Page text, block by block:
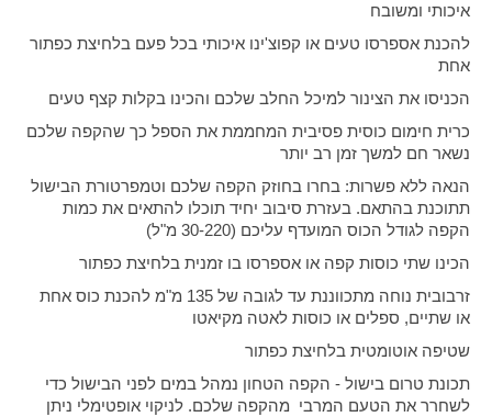
איכותי ומשובח
להכנת אספרסו טעים או קפוצ'ינו איכותי בכל פעם בלחיצת כפתור
אחת
הכניסו את הצינור למיכל החלב שלכם והכינו בקלות קצף טעים
כרית חימום כוסית פסיבית המחממת את הספל כך שהקפה שלכם
נשאר חם למשך זמן רב יותר
הנאה ללא פשרות: בחרו בחוזק הקפה שלכם וטמפרטורת הבישול
תתוכנת בהתאם. בעזרת סיבוב יחיד תוכלו להתאים את כמות
הקפה לגודל הכוס המועדף עליכם (30-220 מ"ל)
הכינו שתי כוסות קפה או אספרסו בו זמנית בלחיצת כפתור
זרבובית נוחה מתכווננת עד לגובה של 135 מ"מ להכנת כוס אחת
או שתיים, ספלים או כוסות לאטה מקיאטו
שטיפה אוטומטית בלחיצת כפתור
תכונת טרום בישול - הקפה הטחון נמהל במים לפני הבישול כדי
לשחרר את הטעם המרבי מהקפה שלכם. לניקוי אופטימלי ניתן